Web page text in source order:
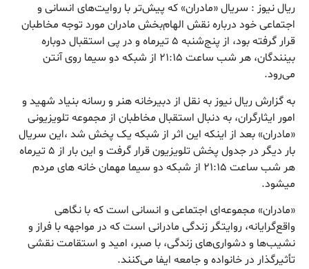
ریال نیوز : سریال «مادران» که پیش‌تر با روایت‌های انسانی و
اجتماعی خود درباره نقش الهام‌بخش مادران مورد توجه مخاطبان
قرار گرفته بود، از پنج‌شنبه ۵ تیرماه و در پی استقبال دوباره
بینندگان، هر شب ساعت ۲۱:۱۵ از شبکه دو سیما روی آنتن
می‌رود.
به گزارش ریال نیوز به نقل از دبیرخانه هنر و رسانه بنیاد شهید و
امور ایثارگران، به دنبال استقبال مخاطبان از مجموعه تلویزیونی
«مادران» بعد از اینکه این اثر از شبکه یک پخش شد ،این سریال
بار دیگر در جدول پخش تلویزیون قرار گرفت و این بار از ۵ تیرماه
هر شب ساعت ۲۱:۱۵ از شبکه دو سیما مهمان خانه های مردم
میشود.
«مادران» مجموعه‌ای اجتماعی و انسانی است که با نگاهی
واقع‌گرایانه، روایتگر زندگی مادرانی است که در مواجهه با فراز و
نشیب‌ها و دشواری‌های زندگی، با صبر، امید و استقامت نقشی
تأثیرگذار در خانواده و جامعه ایفا می‌کنند.